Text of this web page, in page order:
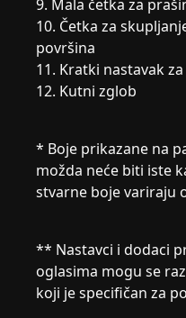
9. Mala četka za
10. Četka za
površina
11. Kratki nastavak
12. Kutni zglob
* Boje prikazane na
možda neće biti iste
stvarne boje variraju
** Nastavci i dodaci
oglasima mogu se
koji je specifičan za